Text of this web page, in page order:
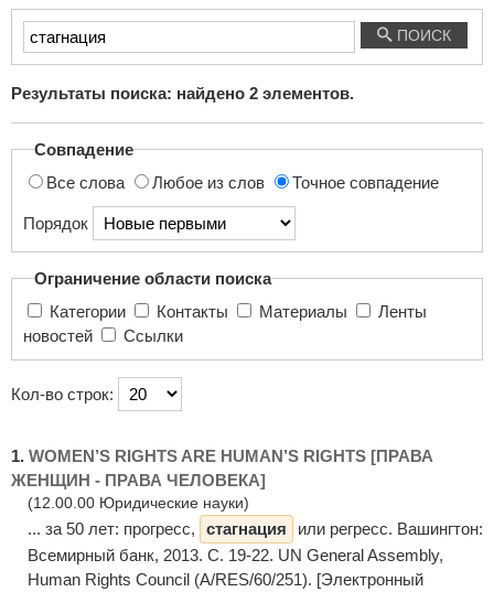
Введите
текст
поиска...
ПОИСК
Результаты поиска: найдено 2 элементов.
Совпадение
Все слова
Любое из слов Точное совпадение
Порядок
Ограничение области поиска
Категории
Контакты Материалы
новостей
Ссылки
Кол-во строк:
1. WOMEN’S RIGHTS ARE HUMAN’S RIGHTS [ПРАВА
ЖЕНЩИН - ПРАВА ЧЕЛОВЕКА]
(12.00.00 Юридические науки)
... за 50 лет: прогресс, стагнация
или регресс. Вашингтон:
Всемирный банк, 2013. С. 19-22. UN General Assembly,
Human Rights Council (A/RES/60/251). [Электронный